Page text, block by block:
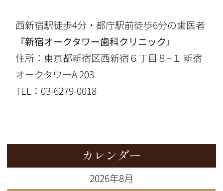
西新宿駅徒歩4分・都庁駅前徒歩6分の歯医者
『新宿オークタワー歯科クリニック』
住所：東京都新宿区西新宿６丁目８−１ 新宿
オークタワーA 203
TEL：03-6279-0018
カレンダー
2026年8月